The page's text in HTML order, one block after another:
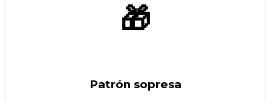
🎁
Patrón sopresa